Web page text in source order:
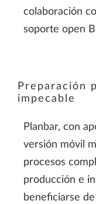
colaboración
soporte open
Preparación
impecable
Planbar, con
versión móvil
procesos
producción e
beneficiarse